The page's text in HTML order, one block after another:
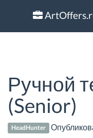
Ручной
(Senior)
HeadHunter